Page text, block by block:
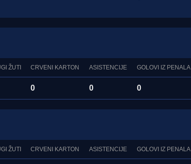
ŽUTI CRVENI KARTON ASISTENCIJE GOLOVI IZ PENALA
0 0 0
ŽUTI CRVENI KARTON ASISTENCIJE GOLOVI IZ PENALA